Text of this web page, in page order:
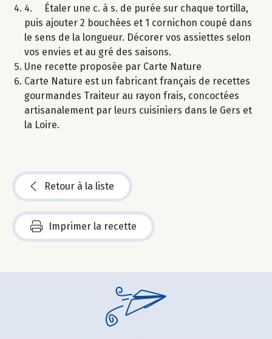
4. Étaler une c. à s. de purée sur chaque tortilla,
puis ajouter 2 bouchées et 1 cornichon coupé dans
le sens de la longueur. Décorer vos assiettes selon
vos envies et au gré des saisons.
Une recette proposée par Carte Nature
Carte Nature est un fabricant français de recettes
gourmandes Traiteur au rayon frais, concoctées
artisanalement par leurs cuisiniers dans le Gers et
la Loire.
Retour à la liste
Imprimer la recette